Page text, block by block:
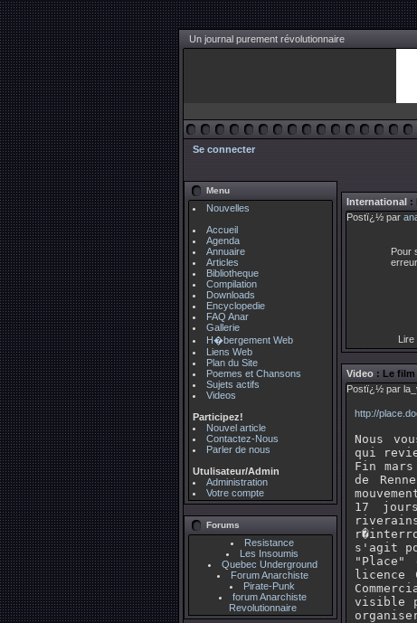
Un journal purement révolutionnaire
Se connecter
Menu
Nouvelles
Accueil
Agenda
Annuaire
Articles
Bibliotheque
Compilation
Downloads
Encyclopedie
FAQ Anar
Gallerie
H�bergement Web
Liens Web
Plan du Site
Poemes et Chansons
Sujets actifs
Videos
Participez!
Nouvel article
Contactez-Nous
Parler de nous
Utulisateur/Admin
Administration
Votre compte
Forums
Resistance
Les Insoumis
Quebec Underground
Forum Anarchiste
Pirate-Punk
forum Anarchiste
Revolutionnaire
International :
Postï¿½ par
Pour
Lire
Video : Le
Postï¿½ par
http://
Nous
qui
Fin
de
17
s'agit
licence
visible